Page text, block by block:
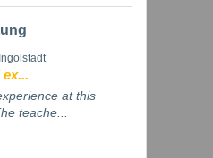
at this
teache...